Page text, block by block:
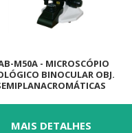
M50A - MICROSCÓPIO
BINOCULAR OBJ.
MAIS DETALHES